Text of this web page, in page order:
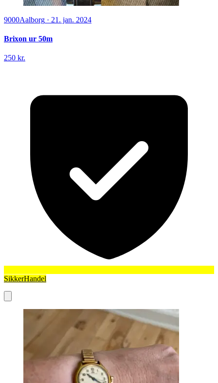
9000Aalborg · 21. jan. 2024
Brixon ur 50m
250 kr.
SikkerHandel